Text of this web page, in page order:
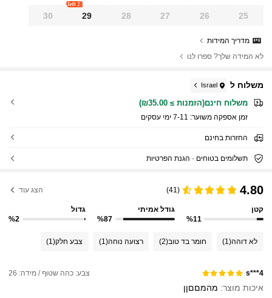
25
26
27
28
29
2 left
30
מדריך המידות
לא המידה שלך? ספרו לנו
משלוח ל Israel
משלוח חינם(הזמנות ≥ ₪35.00)
זמן אספקה ​​משוער: 7-11 ימי עסקים
החזרות בחינם
תשלומים בטוחים · הגנת הפרטיות
4.80
(41) הצג עוד
קטן
%11
גודל אמיתי
%87
גדול
%2
לא דוהה(1) חומר בד טוב(2) רצועה נוחה(1) צבע חלק(1)
s***4 צבע: כהה שטוף / מידה: 26
איכות מוצר: מהמםםןן